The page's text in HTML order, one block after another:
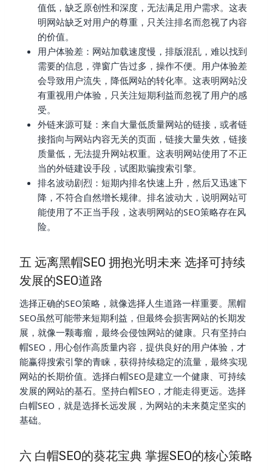
值低，缺乏原创性和深度，无法满足用户需求。这表
明网站缺乏对用户的尊重，只关注排名而忽视了内容
的价值。
用户体验差：网站加载速度慢，排版混乱，难以找到
需要的信息，弹窗广告过多，操作不便。用户体验差
会导致用户流失，降低网站的转化率。这表明网站没
有重视用户体验，只关注短期利益而忽视了用户的感
受。
外链来源可疑：来自大量低质量网站的链接，或者链
接指向与网站内容无关的页面，链接大量失效，链接
质量低，无法提升网站权重。这表明网站使用了不正
当的外链建设手段，试图欺骗搜索引擎。
排名波动剧烈：短期内排名快速上升，然后又迅速下
降，不符合自然增长规律。排名波动大，说明网站可
能使用了不正当手段，这表明网站的SEO策略存在风
险。
五 远离黑帽SEO 拥抱光明未来 选择可持续
发展的SEO道路
选择正确的SEO策略，就像选择人生道路一样重要。黑帽
SEO虽然可能带来短期利益，但最终会损害网站的长期发
展，就像一颗毒瘤，最终会侵蚀网站的健康。只有坚持白
帽SEO，用心创作高质量内容，提供良好的用户体验，才
能赢得搜索引擎的青睐，获得持续稳定的流量，最终实现
网站的长期价值。选择白帽SEO是建立一个健康、可持续
发展的网站的基石。坚持白帽SEO，才能走得更远。选择
白帽SEO，就是选择长远发展，为网站的未来奠定坚实的
基础。
六 白帽SEO的葵花宝典 掌握SEO的核心策略